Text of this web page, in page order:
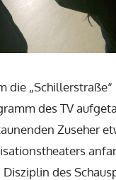
die „Schillerstraße“
des TV
Zuseher
des